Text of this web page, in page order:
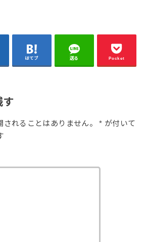
はてブ 送る Pocket
す
れることはありません。 * が付いて